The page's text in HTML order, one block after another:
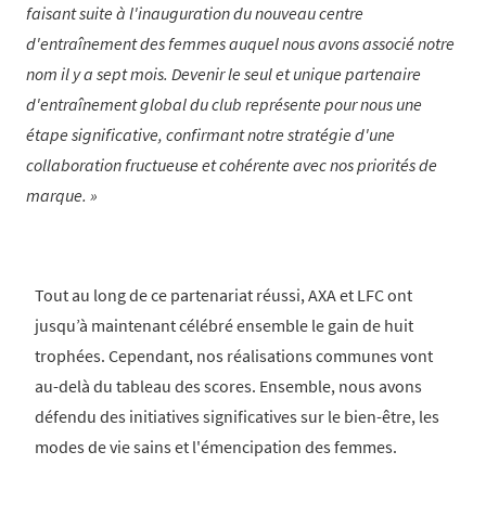
faisant suite à l'inauguration du nouveau centre
d'entraînement des femmes auquel nous avons associé notre
nom il y a sept mois. Devenir le seul et unique partenaire
d'entraînement global du club représente pour nous une
étape significative, confirmant notre stratégie d'une
collaboration fructueuse et cohérente avec nos priorités de
marque.
Tout au long de ce partenariat réussi, AXA et LFC ont
jusqu’à maintenant célébré ensemble le gain de huit
trophées. Cependant, nos réalisations communes vont
au-delà du tableau des scores. Ensemble, nous avons
défendu des initiatives significatives sur le bien-être, les
modes de vie sains et l'émencipation des femmes.